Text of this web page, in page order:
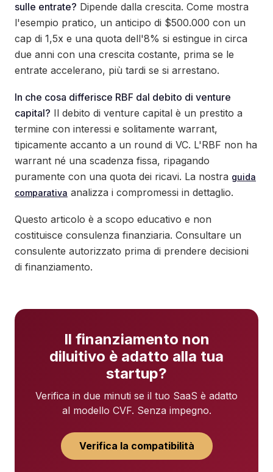
sulle entrate? Dipende dalla crescita. Come mostra
l'esempio pratico, un anticipo di $500.000 con un
cap di 1,5x e una quota dell'8% si estingue in circa
due anni con una crescita costante, prima se le
entrate accelerano, più tardi se si arrestano.
In che cosa differisce RBF dal debito di venture
capital? Il debito di venture capital è un prestito a
termine con interessi e solitamente warrant,
tipicamente accanto a un round di VC. L'RBF non ha
warrant né una scadenza fissa, ripagando
puramente con una quota dei ricavi. La nostra guida
comparativa analizza i compromessi in dettaglio.
Questo articolo è a scopo educativo e non
costituisce consulenza finanziaria. Consultare un
consulente autorizzato prima di prendere decisioni
di finanziamento.
Il finanziamento non
diluitivo è adatto alla tua
startup?
Verifica in due minuti se il tuo SaaS è adatto
al modello CVF. Senza impegno.
Verifica la compatibilità